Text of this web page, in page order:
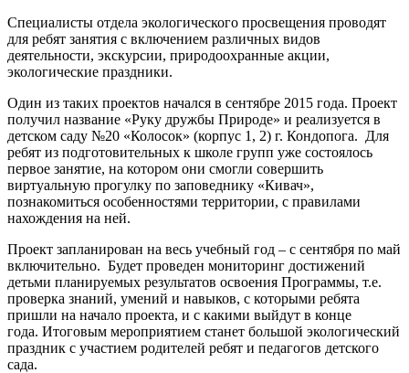
Специалисты отдела экологического просвещения проводят
для ребят занятия с включением различных видов
деятельности, экскурсии, природоохранные акции,
экологические праздники.
Один из таких проектов начался в сентябре 2015 года. Проект
получил название «Руку дружбы Природе» и реализуется в
детском саду №20 «Колосок» (корпус 1, 2) г. Кондопога. Для
ребят из подготовительных к школе групп уже состоялось
первое занятие, на котором они смогли совершить
виртуальную прогулку по заповеднику «Кивач»,
познакомиться особенностями территории, с правилами
нахождения на ней.
Проект запланирован на весь учебный год – с сентября по май
включительно. Будет проведен мониторинг достижений
детьми планируемых результатов освоения Программы, т.е.
проверка знаний, умений и навыков, с которыми ребята
пришли на начало проекта, и с какими выйдут в конце
года. Итоговым мероприятием станет большой экологический
праздник с участием родителей ребят и педагогов детского
сада.